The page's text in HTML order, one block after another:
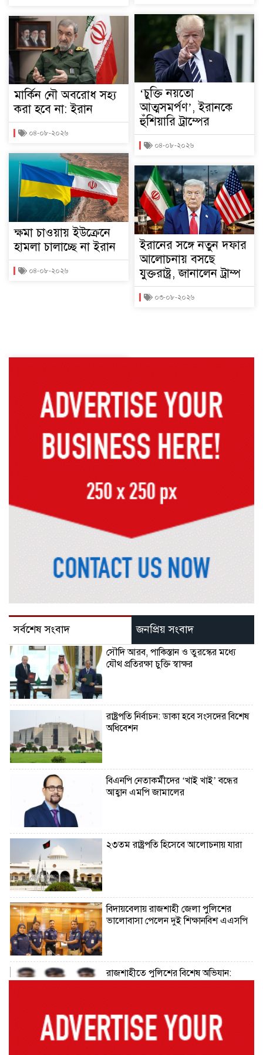
মার্কিন নৌ অবরোধ সহ্য
করা হবে না: ইরান
০৪-০৮-২০২৬
ক্ষমা চাওয়ায় ইউক্রেনে
হামলা চালাচ্ছে না ইরান
০৪-০৮-২০২৬
‘চুক্তি নয়তো
আত্মসমর্পণ’, ইরানকে
হুঁশিয়ারি ট্রাম্পের
০৪-০৮-২০২৬
ইরানের সঙ্গে নতুন দফার
আলোচনায় বসছে
যুক্তরাষ্ট্র, জানালেন ট্রাম্প
০৩-০৮-২০২৬
সর্বশেষ সংবাদ জনপ্রিয় সংবাদ
সৌদি আরব, পাকিস্তান ও তুরস্কের মধ্যে
যৌথ প্রতিরক্ষা চুক্তি স্বাক্ষর
রাষ্ট্রপতি নির্বাচন: ডাকা হবে সংসদের বিশেষ
অধিবেশন
বিএনপি নেতাকর্মীদের ‘খাই খাই’ বন্ধের
আহ্বান এমপি জামালের
২৩তম রাষ্ট্রপতি হিসেবে আলোচনায় যারা
বিদায়বেলায় রাজশাহী জেলা পুলিশের
ভালোবাসা পেলেন দুই শিক্ষানবিশ এএসপি
রাজশাহীতে পুলিশের বিশেষ অভিযান:
নদীদূষণ রোধে সমন্বিত পদক্ষেপ গ্রহণে